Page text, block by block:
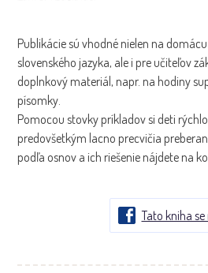
Publikácie sú vhodné nielen na
slovenského jazyka, ale i pre učiteľov
doplnkový materiál, napr. na hodiny
písomky.
Pomocou stovky príkladov si deti
predovšetkým lacno precvičia
podľa osnov a ich riešenie nájdete na
Tato kniha